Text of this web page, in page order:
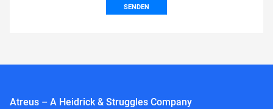
SENDEN
Atreus – A Heidrick & Struggles Company